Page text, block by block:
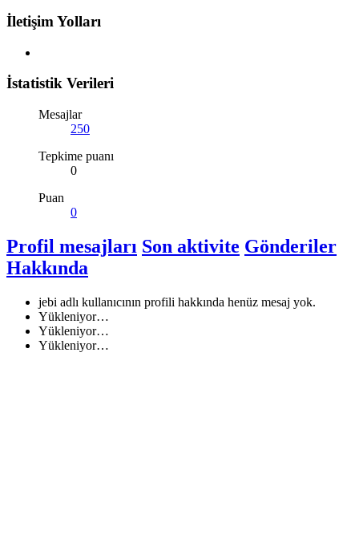
İletişim Yolları
İstatistik Verileri
Mesajlar
250
Tepkime puanı
0
Puan
0
Profil mesajları Son aktivite Gönderiler
Hakkında
jebi adlı kullanıcının profili hakkında henüz mesaj yok.
Yükleniyor…
Yükleniyor…
Yükleniyor…